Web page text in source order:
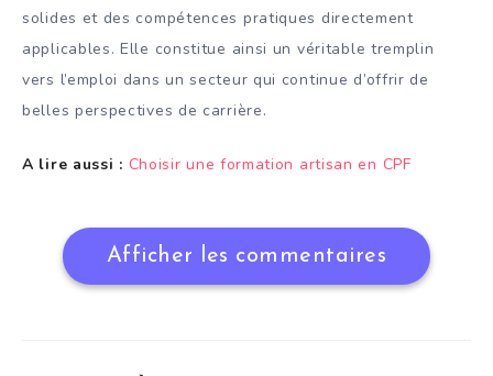
solides et des compétences pratiques directement
applicables. Elle constitue ainsi un véritable tremplin
vers l’emploi dans un secteur qui continue d’offrir de
belles perspectives de carrière.
A lire aussi : Choisir une formation artisan en CPF
Afficher les commentaires